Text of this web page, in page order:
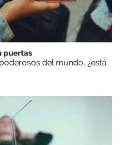
puertas
del mundo, ¿está